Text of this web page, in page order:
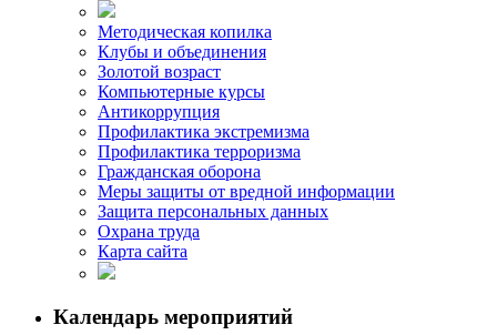
Методическая копилка
Клубы и объединения
Золотой возраст
Компьютерные курсы
Антикоррупция
Профилактика экстремизма
Профилактика терроризма
Гражданская оборона
Меры защиты от вредной информации
Защита персональных данных
Охрана труда
Карта сайта
Календарь мероприятий